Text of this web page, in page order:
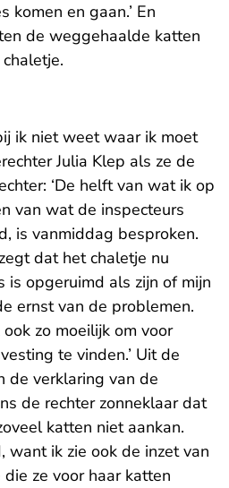
komen en gaan.’ En
de weggehaalde katten
ik niet weet waar ik moet
Julia Klep als ze de
‘De helft van wat ik op
van wat de inspecteurs
is vanmiddag besproken.
dat het chaletje nu
is opgeruimd als zijn of mijn
ernst van de problemen.
zo moeilijk om voor
te vinden.’ Uit de
de verklaring van de
de rechter zonneklaar dat
katten niet aankan.
want ik zie ook de inzet van
ze voor haar katten